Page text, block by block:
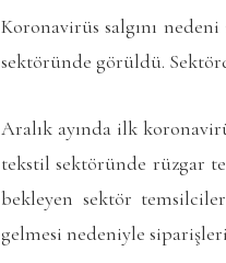
Koronavirüs salgını
sektöründe görüldü.
Aralık ayında ilk
tekstil sektöründe rüzgar
bekleyen sektör
gelmesi nedeniyle